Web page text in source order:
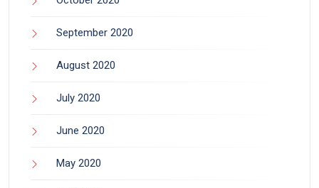
September 2020
August 2020
July 2020
June 2020
May 2020